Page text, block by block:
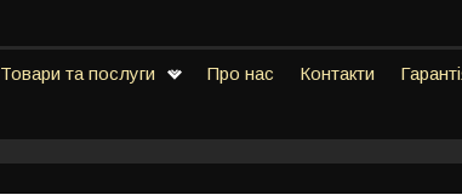
Товари та послуги Про нас Контакти